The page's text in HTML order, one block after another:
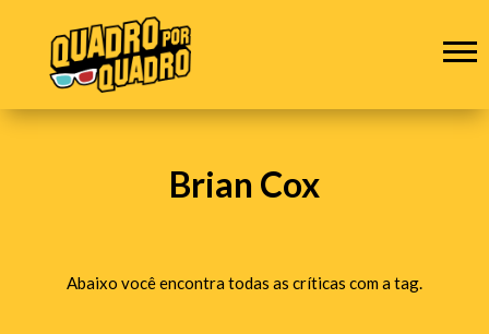
Brian Cox
Abaixo você encontra todas as críticas com a tag.